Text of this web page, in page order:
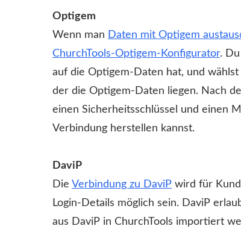
Optigem
Wenn man Daten mit Optigem
ChurchTools-Optigem-Konfigurator.
auf die Optigem-Daten hat, und
der die Optigem-Daten liegen. Nach
einen Sicherheitsschlüssel und einen
Verbindung herstellen kannst.
DaviP
Die Verbindung zu DaviP wird für
Login-Details möglich sein. DaviP
aus DaviP in ChurchTools importiert